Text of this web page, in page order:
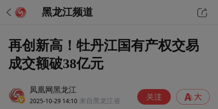
黑龙江频道
再创新高！牡丹江国有产权交易
成交额破38亿元
凤凰网黑龙江
2025-10-29 14:10 来自黑龙江省